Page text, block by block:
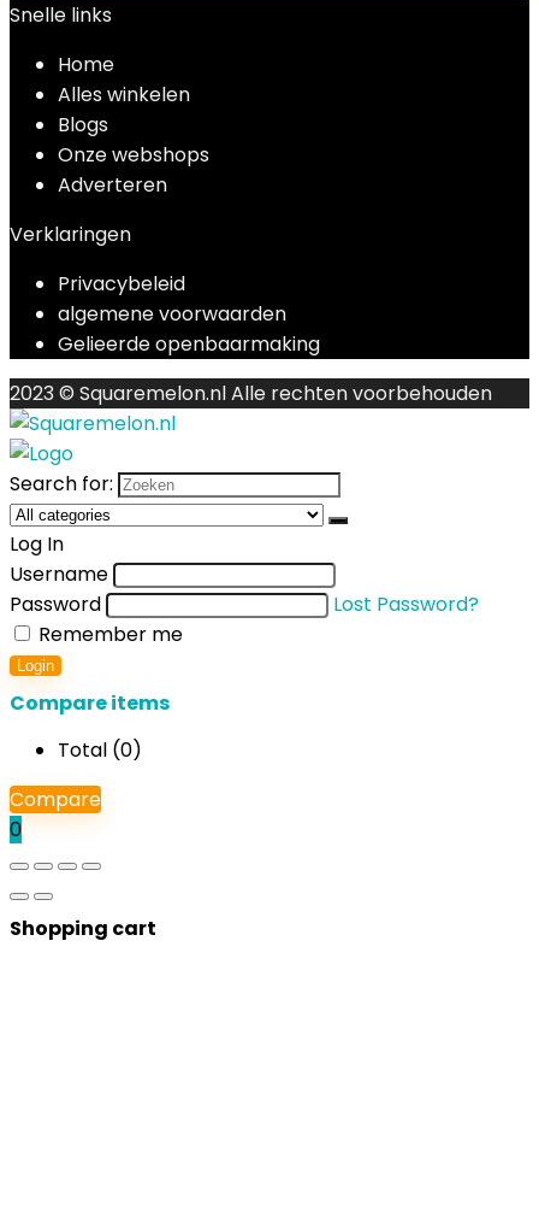
Snelle links
Home
Alles winkelen
Blogs
Onze webshops
Adverteren
Verklaringen
Privacybeleid
algemene voorwaarden
Gelieerde openbaarmaking
2023 © Squaremelon.nl Alle rechten voorbehouden
Search for:
Log In
Username
Password
Lost Password?
Remember me
Login
Compare items
Total (0)
Compare
0
Shopping cart